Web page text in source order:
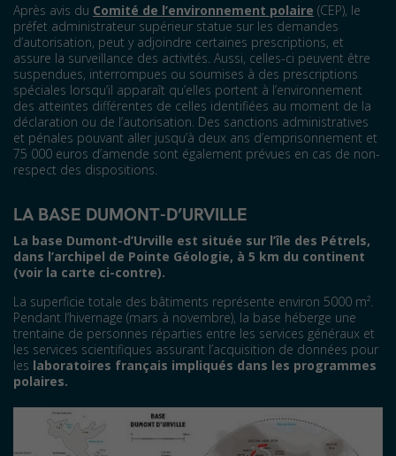
Après avis du Comité de l’environnement polaire (CEP), le
préfet administrateur supérieur statue sur les demandes
d’autorisation, peut y adjoindre certaines prescriptions, et
assure la surveillance des activités. Aussi, celles-ci peuvent être
suspendues, interrompues ou soumises à des prescriptions
spéciales lorsqu’il apparaît qu’elles portent à l’environnement
des atteintes différentes de celles identifiées au moment de la
déclaration ou de l’autorisation. Des sanctions administratives
et pénales pouvant aller jusqu’à deux ans d’emprisonnement et
75 000 euros d’amende sont également prévues en cas de non-
respect des dispositions.
LA BASE DUMONT-D’URVILLE
La base Dumont-d’Urville est située sur l’île des Pétrels,
dans l’archipel de Pointe Géologie, à 5 km du continent
(voir la carte ci-contre).
La superficie totale des bâtiments représente environ 5000 m².
Pendant l’hivernage (mars à novembre), la base héberge une
trentaine de personnes réparties entre les services généraux et
les services scientifiques assurant l’acquisition de données pour
les laboratoires français impliqués dans les programmes
polaires.